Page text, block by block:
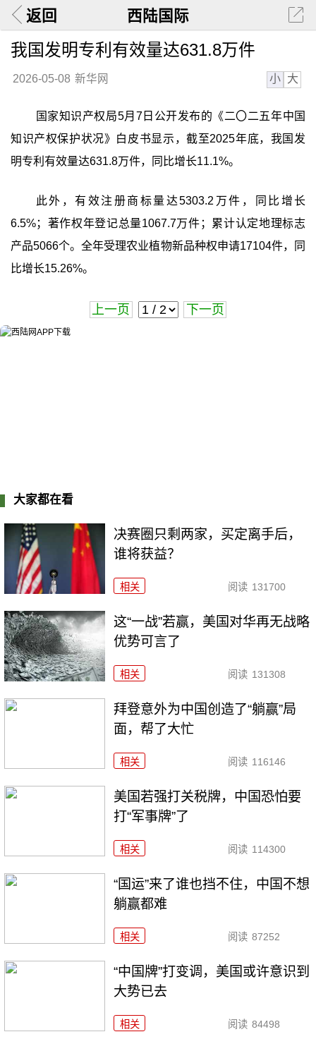
返回 西陆国际
我国发明专利有效量达631.8万件
2026-05-08 新华网 小 大
国家知识产权局5月7日公开发布的《二〇二五年中国
知识产权保护状况》白皮书显示，截至2025年底，我国发
明专利有效量达631.8万件，同比增长11.1%。
此外，有效注册商标量达5303.2万件，同比增长
6.5%；著作权年登记总量1067.7万件；累计认定地理标志
产品5066个。全年受理农业植物新品种权申请17104件，同
比增长15.26%。
上一页 下一页
大家都在看
决赛圈只剩两家，买定离手后，
谁将获益？
相关 阅读 131700
这“一战”若赢，美国对华再无战略
优势可言了
相关 阅读 131308
拜登意外为中国创造了“躺赢”局
面，帮了大忙
相关 阅读 116146
美国若强打关税牌，中国恐怕要
打“军事牌”了
相关 阅读 114300
“国运”来了谁也挡不住，中国不想
躺赢都难
相关 阅读 87252
“中国牌”打变调，美国或许意识到
大势已去
相关 阅读 84498